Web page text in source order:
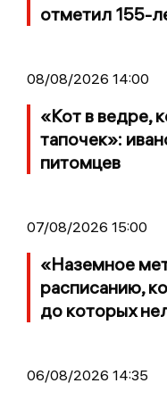
отметил 155-
08/08/2026 14:00
«Кот в ведре,
тапочек»:
питомцев
07/08/2026 15:00
«Наземное
расписанию,
до которых
06/08/2026 14:35